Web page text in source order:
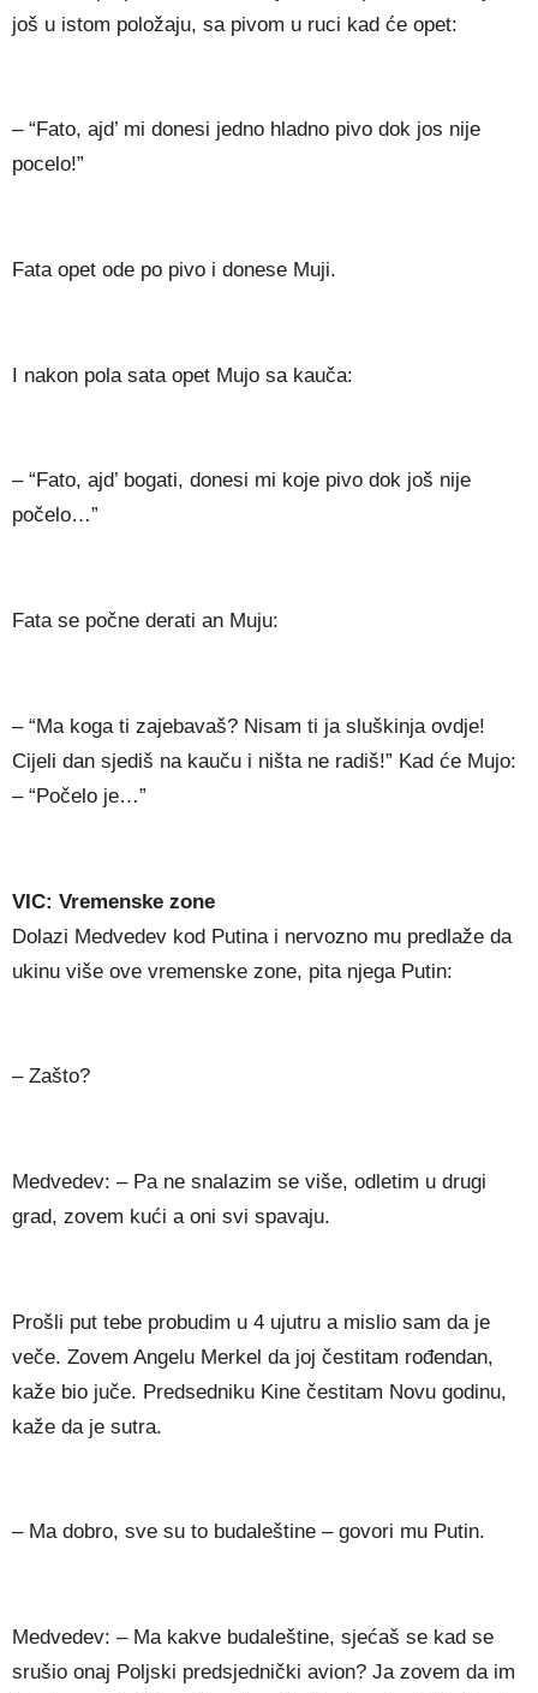
još u istom položaju, sa pivom u ruci kad će opet:
– “Fato, ajd’ mi donesi jedno hladno pivo dok jos nije
pocelo!”
Fata opet ode po pivo i donese Muji.
I nakon pola sata opet Mujo sa kauča:
– “Fato, ajd’ bogati, donesi mi koje pivo dok još nije
počelo…”
Fata se počne derati an Muju:
– “Ma koga ti zajebavaš? Nisam ti ja sluškinja ovdje!
Cijeli dan sjediš na kauču i ništa ne radiš!” Kad će Mujo:
– “Počelo je…”
VIC: Vremenske zone
Dolazi Medvedev kod Putina i nervozno mu predlaže da
ukinu više ove vremenske zone, pita njega Putin:
– Zašto?
Medvedev: – Pa ne snalazim se više, odletim u drugi
grad, zovem kući a oni svi spavaju.
Prošli put tebe probudim u 4 ujutru a mislio sam da je
veče. Zovem Angelu Merkel da joj čestitam rođendan,
kaže bio juče. Predsedniku Kine čestitam Novu godinu,
kaže da je sutra.
– Ma dobro, sve su to budaleštine – govori mu Putin.
Medvedev: – Ma kakve budaleštine, sjećaš se kad se
srušio onaj Poljski predsjednički avion? Ja zovem da im